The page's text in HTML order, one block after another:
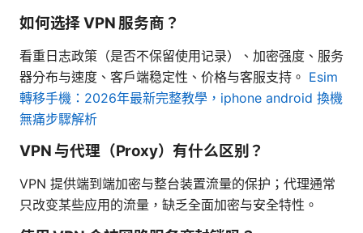
如何选择 VPN 服务商？
看重日志政策（是否不保留使用记录）、加密强度、服务
器分布与速度、客户端稳定性、价格与客服支持。 Esim
轉移手機：2026年最新完整教學，iphone android 換機
無痛步驟解析
VPN 与代理（Proxy）有什么区别？
VPN 提供端到端加密与整台装置流量的保护；代理通常
只改变某些应用的流量，缺乏全面加密与安全特性。